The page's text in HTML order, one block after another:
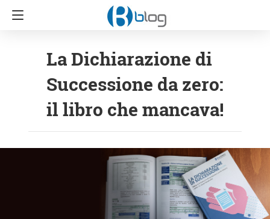
La Dichiarazione di
Successione da zero:
il libro che mancava!